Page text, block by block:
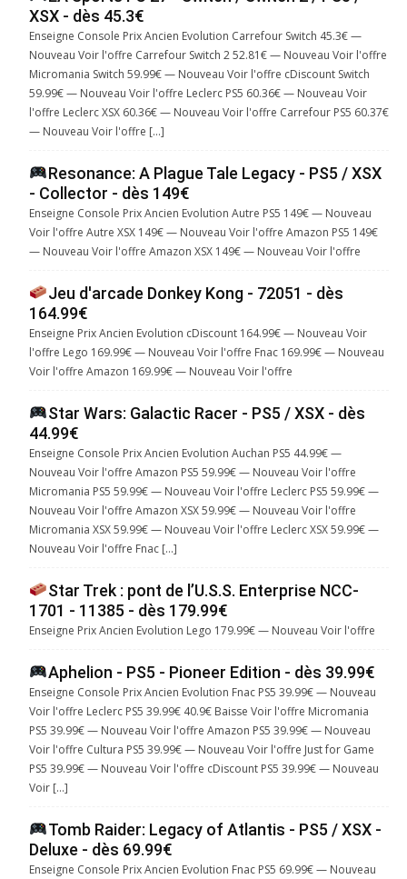
XSX - dès 45.3€
Enseigne Console Prix Ancien Evolution Carrefour Switch 45.3€ —
Nouveau Voir l'offre Carrefour Switch 2 52.81€ — Nouveau Voir l'offre
Micromania Switch 59.99€ — Nouveau Voir l'offre cDiscount Switch
59.99€ — Nouveau Voir l'offre Leclerc PS5 60.36€ — Nouveau Voir
l'offre Leclerc XSX 60.36€ — Nouveau Voir l'offre Carrefour PS5 60.37€
— Nouveau Voir l'offre […]
Resonance: A Plague Tale Legacy - PS5 / XSX
- Collector - dès 149€
Enseigne Console Prix Ancien Evolution Autre PS5 149€ — Nouveau
Voir l'offre Autre XSX 149€ — Nouveau Voir l'offre Amazon PS5 149€
— Nouveau Voir l'offre Amazon XSX 149€ — Nouveau Voir l'offre
Jeu d'arcade Donkey Kong - 72051 - dès
164.99€
Enseigne Prix Ancien Evolution cDiscount 164.99€ — Nouveau Voir
l'offre Lego 169.99€ — Nouveau Voir l'offre Fnac 169.99€ — Nouveau
Voir l'offre Amazon 169.99€ — Nouveau Voir l'offre
Star Wars: Galactic Racer - PS5 / XSX - dès
44.99€
Enseigne Console Prix Ancien Evolution Auchan PS5 44.99€ —
Nouveau Voir l'offre Amazon PS5 59.99€ — Nouveau Voir l'offre
Micromania PS5 59.99€ — Nouveau Voir l'offre Leclerc PS5 59.99€ —
Nouveau Voir l'offre Amazon XSX 59.99€ — Nouveau Voir l'offre
Micromania XSX 59.99€ — Nouveau Voir l'offre Leclerc XSX 59.99€ —
Nouveau Voir l'offre Fnac […]
Star Trek : pont de l’U.S.S. Enterprise NCC-
1701 - 11385 - dès 179.99€
Enseigne Prix Ancien Evolution Lego 179.99€ — Nouveau Voir l'offre
Aphelion - PS5 - Pioneer Edition - dès 39.99€
Enseigne Console Prix Ancien Evolution Fnac PS5 39.99€ — Nouveau
Voir l'offre Leclerc PS5 39.99€ 40.9€ Baisse Voir l'offre Micromania
PS5 39.99€ — Nouveau Voir l'offre Amazon PS5 39.99€ — Nouveau
Voir l'offre Cultura PS5 39.99€ — Nouveau Voir l'offre Just for Game
PS5 39.99€ — Nouveau Voir l'offre cDiscount PS5 39.99€ — Nouveau
Voir […]
Tomb Raider: Legacy of Atlantis - PS5 / XSX -
Deluxe - dès 69.99€
Enseigne Console Prix Ancien Evolution Fnac PS5 69.99€ — Nouveau